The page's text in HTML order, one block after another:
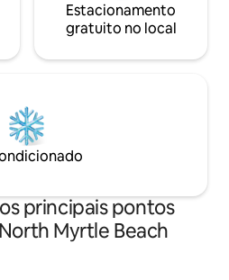
Estacionamento
gratuito no local
principais pontos
Myrtle Beach